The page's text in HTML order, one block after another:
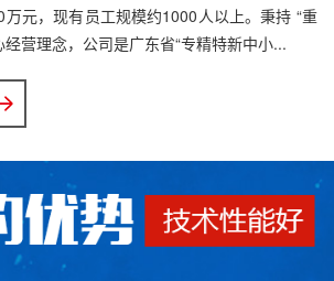
元，现有员工规模约1000人以上。秉持 “重
营理念，公司是广东省“专精特新中小...